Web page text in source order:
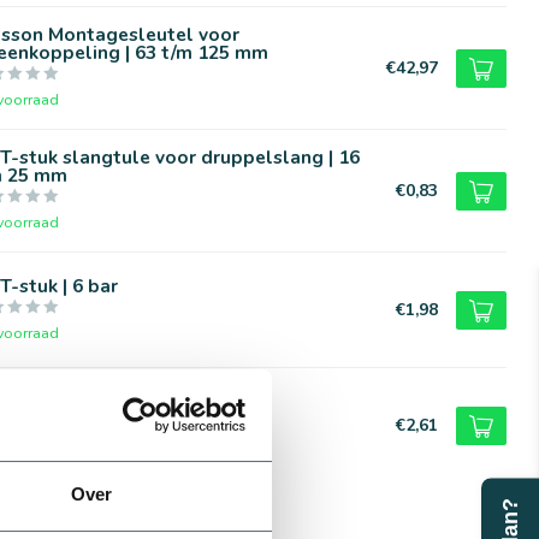
Over
Montagesleutel voor
| 63 t/m 125 mm
€42,97
stuk slangtule voor druppelslang | 16
mm
€0,83
stuk | 6 bar
€1,98
Tyleen knie | Plasson
€2,61